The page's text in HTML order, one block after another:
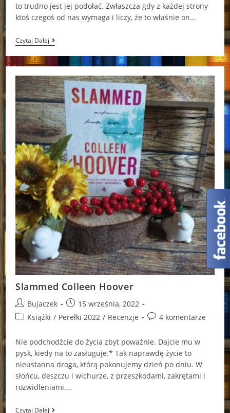
to trudno jest jej podołać. Zwłaszcza gdy z każdej strony
ktoś czegoś od nas wymaga i liczy, że to właśnie on…
Czytaj DalejNoc
Kupały
Katarzyna
Berenika
Miszczuk
Slammed Colleen Hoover
Post
author:
Bujaczek
Post
published:
15 września, 2022
PostKsiążki / Perełki 2022 / Recenzje
Post4 komentarze
Nie podchodźcie do życia zbyt poważnie. Dajcie mu w
pysk, kiedy na to zasługuje.* Tak naprawdę życie to
nieustanna droga, którą pokonujemy dzień po dniu. W
słońcu, deszczu i wichurze, z przeszkodami, zakrętami i
rozwidleniami.…
Czytaj DalejSlammed